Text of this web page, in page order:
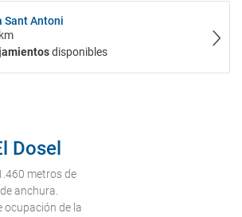
Sant Antoni
disponibles
Dosel
metros de
anchura.
ocupación de la